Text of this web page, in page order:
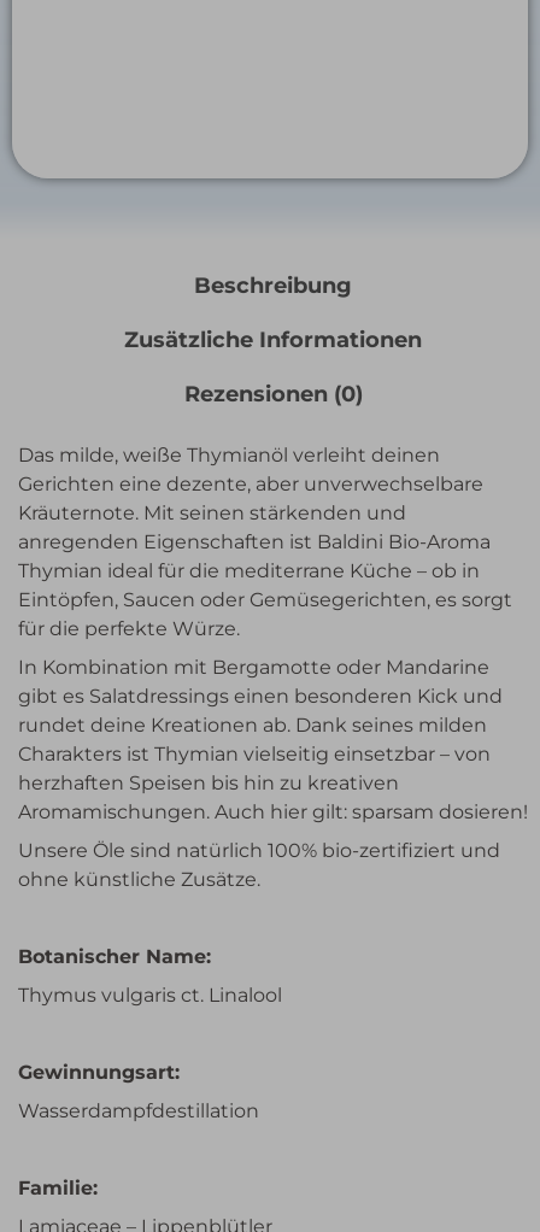
Beschreibung
Zusätzliche Informationen
Rezensionen (0)
Das milde, weiße Thymianöl verleiht deinen
Gerichten eine dezente, aber unverwechselbare
Kräuternote. Mit seinen stärkenden und
anregenden Eigenschaften ist Baldini Bio-Aroma
Thymian ideal für die mediterrane Küche – ob in
Eintöpfen, Saucen oder Gemüsegerichten, es sorgt
für die perfekte Würze.
In Kombination mit Bergamotte oder Mandarine
gibt es Salatdressings einen besonderen Kick und
rundet deine Kreationen ab. Dank seines milden
Charakters ist Thymian vielseitig einsetzbar – von
herzhaften Speisen bis hin zu kreativen
Aromamischungen. Auch hier gilt: sparsam dosieren!
Unsere Öle sind natürlich 100% bio-zertifiziert und
ohne künstliche Zusätze.
Botanischer Name:
Thymus vulgaris ct. Linalool
Gewinnungsart:
Wasserdampfdestillation
Familie:
Lamiaceae – Lippenblütler